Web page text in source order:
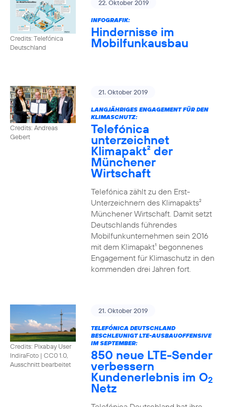
Credits: Telefónica
Deutschland
22. Oktober 2019
INFOGRAFIK:
Hindernisse im
Mobilfunkausbau
Credits: Andreas
Gebert
21. Oktober 2019
LANGJÄHRIGES ENGAGEMENT FÜR DEN
KLIMASCHUTZ:
Telefónica
unterzeichnet
Klimapakt² der
Münchener
Wirtschaft
Telefónica zählt zu den Erst-
Unterzeichnern des Klimapakts²
Münchener Wirtschaft. Damit setzt
Deutschlands führendes
Mobilfunkunternehmen sein 2016
mit dem Klimapakt¹ begonnenes
Engagement für Klimaschutz in den
kommenden drei Jahren fort.
Credits: Pixabay User
IndiraFoto | CC0 1.0,
Ausschnitt bearbeitet
21. Oktober 2019
TELEFÓNICA DEUTSCHLAND
BESCHLEUNIGT LTE-AUSBAUOFFENSIVE
IM SEPTEMBER:
850 neue LTE-Sender
verbessern
Kundenerlebnis im O2
Netz